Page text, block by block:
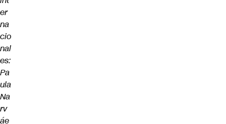
er
na
cio
nal
es:
Pa
ula
Na
rv
áe